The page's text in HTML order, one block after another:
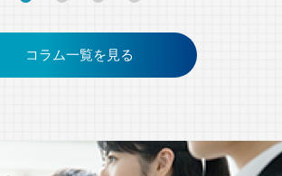
コラム一覧を見る